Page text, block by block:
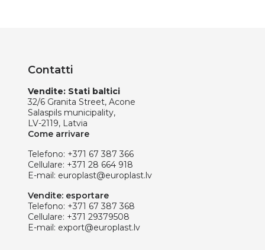
Contatti
Vendite: Stati baltici
32/6 Granita Street, Acone
Salaspils municipality,
LV-2119, Latvia
Come arrivare
Telefono: +371 67 387 366
Cellulare: +371 28 664 918
E-mail: europlast@europlast.lv
Vendite: esportare
Telefono: +371 67 387 368
Cellulare: +371 29379508
E-mail: export@europlast.lv